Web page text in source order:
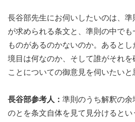
長谷部先生にお伺いしたいのは、
が求められる条文と、準則の中で
ものがあるのかないのか。あると
境目は何なのか、そして誰がそれ
ことについての御意見を伺いたいと
長谷部参考人： 準則のうち解釈の
のとを条文自体を見て見分けると